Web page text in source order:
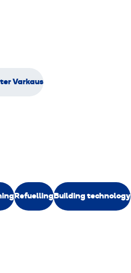
Varkaus
RefuellingBuilding technology